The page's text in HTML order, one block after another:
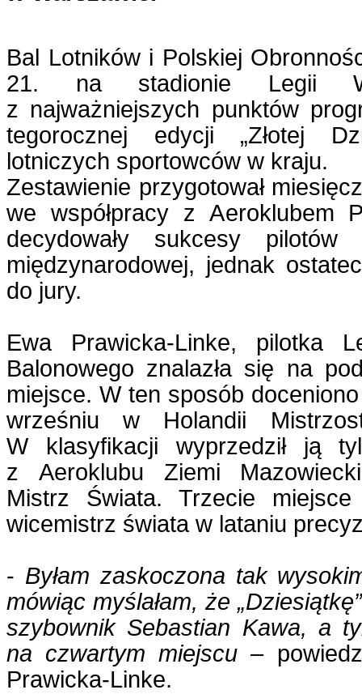
Bal Lotników i Polskiej
21. na stadionie Legii
z najważniejszych punktów
tegorocznej edycji „Złotej
lotniczych sportowców w kraju.
Zestawienie przygotował
we współpracy z Aeroklubem
decydowały sukcesy
międzynarodowej, jednak
do jury.
Ewa Prawicka-Linke, pilotka
Balonowego znalazła się na
miejsce. W ten sposób
wrześniu w Holandii
W klasyfikacji wyprzedził ją
z Aeroklubu Ziemi
Mistrz Świata. Trzecie
wicemistrz świata w lataniu
- Byłam zaskoczona tak
mówiąc myślałam, że
szybownik Sebastian Kawa, a
na czwartym miejscu –
Prawicka-Linke.